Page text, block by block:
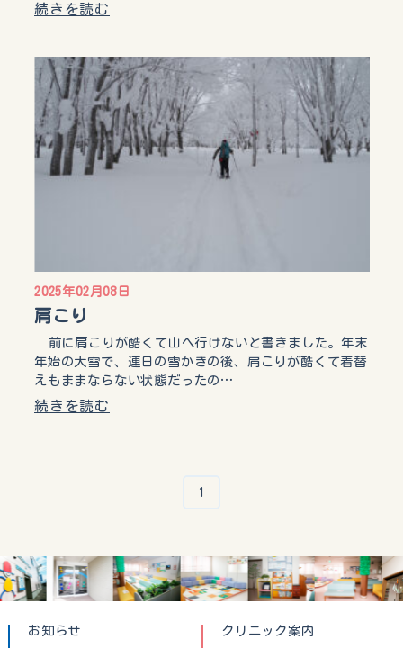
続きを読む
2025年02月08日
肩こり
前に肩こりが酷くて山へ行けないと書きました。年末
年始の大雪で、連日の雪かきの後、肩こりが酷くて着替
えもままならない状態だったの…
続きを読む
1
お知らせ クリニック案内